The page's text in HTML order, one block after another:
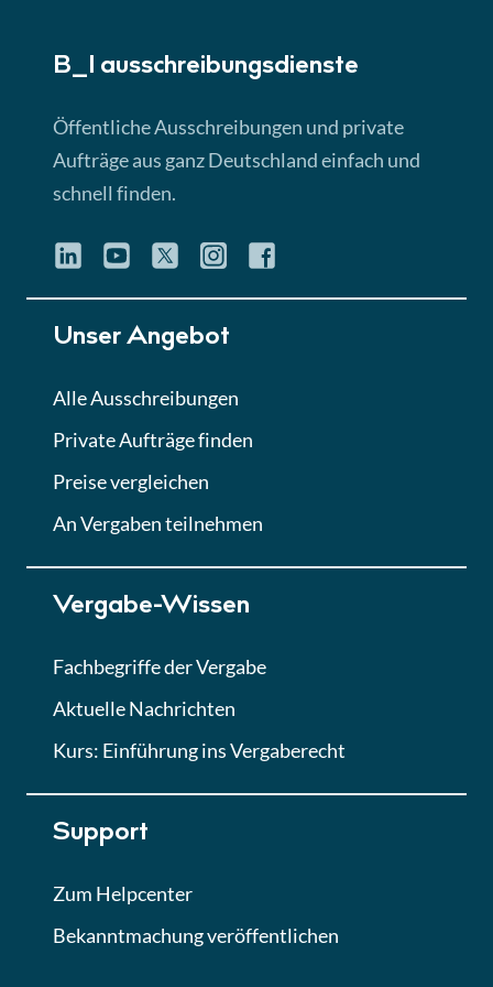
Lektion 3
► 4:31 Min
Quiz
Eignung im Vergabeverfahren
Lektion 6
Abgabe von Angeboten
Lektion
Lektion 7
Finales Quiz
B_I ausschreibungs­dienste
Öffentliche Ausschreibungen und private
Aufträge aus ganz Deutschland einfach und
schnell finden.
Unser Angebot
Alle Ausschreibungen
Private Aufträge finden
Preise vergleichen
An Vergaben teilnehmen
Vergabe-Wissen
Fachbegriffe der Vergabe
Aktuelle Nachrichten
Kurs: Einführung ins Vergaberecht
Support
Zum Helpcenter
Bekanntmachung veröffentlichen